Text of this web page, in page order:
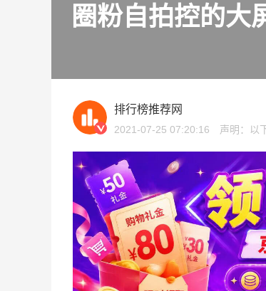
圈粉自拍控的大
排行榜推荐网
2021-07-25 07:20:16 声明：以